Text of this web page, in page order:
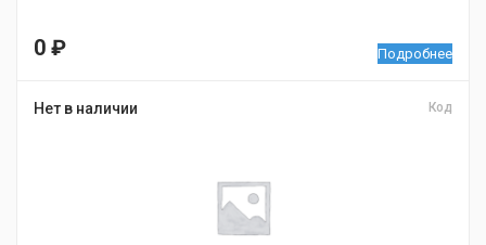
0 ₽ Подробнее
Нет в наличии Код